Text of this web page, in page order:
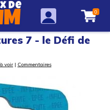
de
0
7 - le Défi de
voir | Commentaires